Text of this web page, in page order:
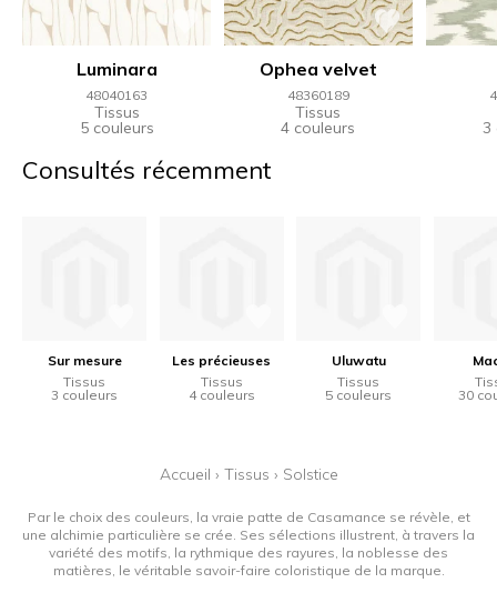
Luminara
48040163
Tissus
5 couleurs
Ophea velvet
48360189
Tissus
4 couleurs 3
Consultés récemment
Sur mesure
Tissus
3 couleurs
Les précieuses
Tissus
4 couleurs
Uluwatu
Tissus
5 couleurs
30
Accueil › Tissus › Solstice
Par le choix des couleurs, la vraie patte de Casamance se révèle, et
une alchimie particulière se crée. Ses sélections illustrent, à travers la
variété des motifs, la rythmique des rayures, la noblesse des
matières, le véritable savoir-faire coloristique de la marque.